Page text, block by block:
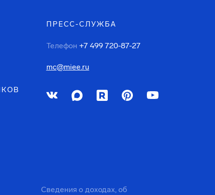
ПРЕСС-СЛУЖБА
Телефон +7 499 720-87-27
mc@miee.ru
Сведения о доходах, об